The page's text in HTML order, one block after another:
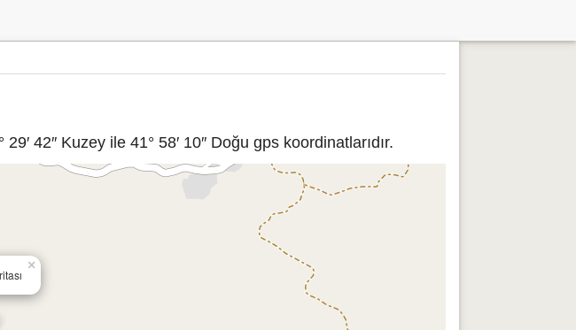
42″ Kuzey ile 41° 58′ 10″ Doğu gps koordinatlarıdır.
×